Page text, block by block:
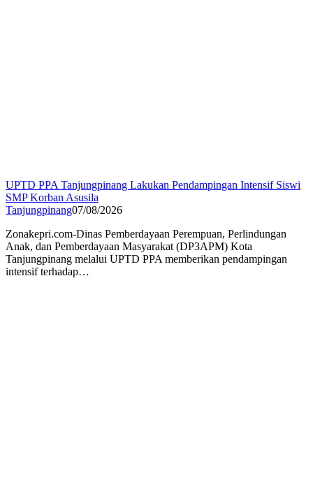
UPTD PPA Tanjungpinang Lakukan Pendampingan Intensif Siswi
SMP Korban Asusila
Tanjungpinang07/08/2026
Zonakepri.com-Dinas Pemberdayaan Perempuan, Perlindungan
Anak, dan Pemberdayaan Masyarakat (DP3APM) Kota
Tanjungpinang melalui UPTD PPA memberikan pendampingan
intensif terhadap…